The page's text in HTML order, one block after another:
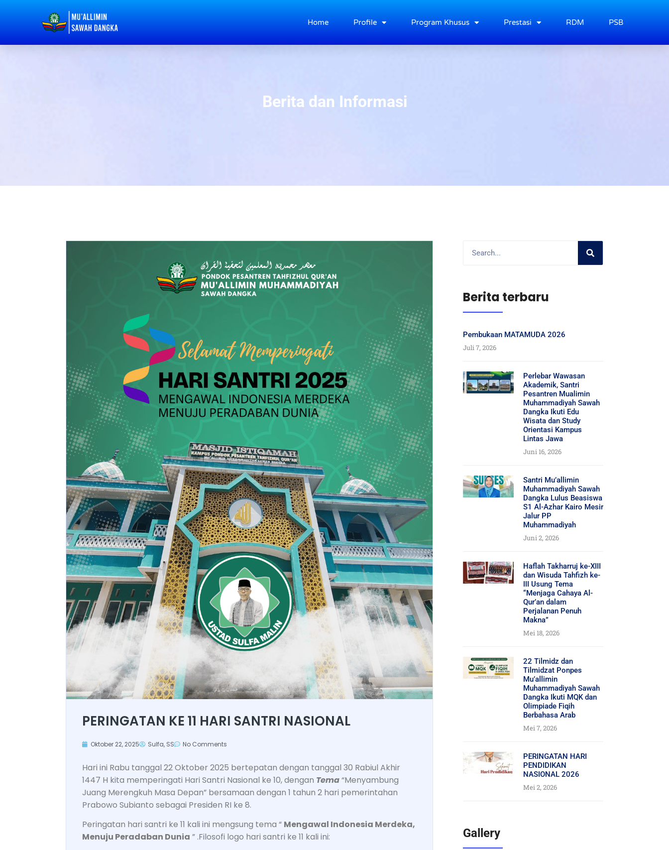
Home Profile Program Khusus Prestasi RDM PSB
Berita dan Informasi
PERINGATAN KE 11 HARI SANTRI NASIONAL
Oktober 22, 2025 Sulfa, SS No Comments
Hari ini Rabu tanggal 22 Oktober 2025 bertepatan dengan tanggal 30 Rabiul Akhir
1447 H kita memperingati Hari Santri Nasional ke 10, dengan Tema“Menyambung
Juang Merengkuh Masa Depan” bersamaan dengan 1 tahun 2 hari pemerintahan
Prabowo Subianto sebagai Presiden RI ke 8.
Peringatan hari santri ke 11 kali ini mengsung tema “ Mengawal Indonesia Merdeka,
Menuju Peradaban Dunia ” .Filosofi logo hari santri ke 11 kali ini:
Berita terbaru
Pembukaan MATAMUDA 2026
Juli 7, 2026
Perlebar Wawasan
Akademik, Santri
Pesantren Mualimin
Muhammadiyah Sawah
Dangka Ikuti Edu
Wisata dan Study
Orientasi Kampus
Lintas Jawa
Juni 16, 2026
Santri Mu’allimin
Muhammadiyah Sawah
Dangka Lulus Beasiswa
S1 Al-Azhar Kairo Mesir
Jalur PP
Muhammadiyah
Juni 2, 2026
Haflah Takharruj ke-XIII
dan Wisuda Tahfizh ke-
III Usung Tema
“Menjaga Cahaya Al-
Qur’an dalam
Perjalanan Penuh
Makna”
Mei 18, 2026
22 Tilmidz dan
Tilmidzat Ponpes
Mu’allimin
Muhammadiyah Sawah
Dangka Ikuti MQK dan
Olimpiade Fiqih
Berbahasa Arab
Mei 7, 2026
PERINGATAN HARI
PENDIDIKAN
NASIONAL 2026
Mei 2, 2026
Gallery